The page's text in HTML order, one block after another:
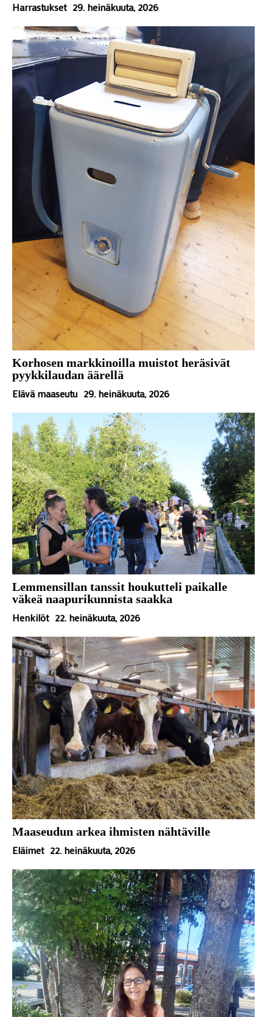
Harrastukset 29. heinäkuuta, 2026
Korhosen markkinoilla muistot heräsivät
pyykkilaudan äärellä
Elävä maaseutu 29. heinäkuuta, 2026
Lemmensillan tanssit houkutteli paikalle
väkeä naapurikunnista saakka
Henkilöt 22. heinäkuuta, 2026
Maaseudun arkea ihmisten nähtäville
Eläimet 22. heinäkuuta, 2026